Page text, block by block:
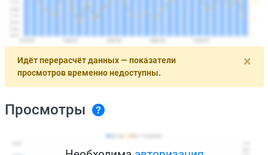
×
Идёт перерасчёт данных — показатели
просмотров временно недоступны.
Просмотры